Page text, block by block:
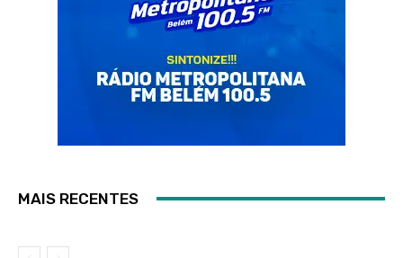
MAIS RECENTES